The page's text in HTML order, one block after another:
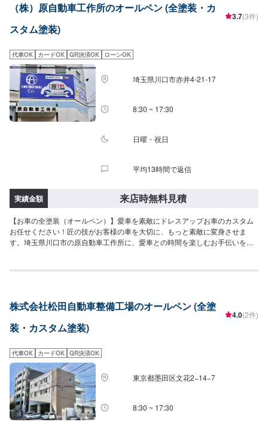
ていただきます。<お見積もりには30〜60分程度の時間が必要です>お見積も
りには30〜60分程度の時間が必要となるため、お時間に余裕を持ってご来店
ください。なるべくお待ちいただかなくてすむよう、ご来店希望日時をお知
購入車の対応も、輸入車の対応も、クルマの購入もいろいろ、説明力も対応
力も！1969年に創業して以来、50年以上この地でお店を営業させていただい
ております。チェーン店への加盟、地元の皆様の支えでここまで1歩ずつ成長
をさせて頂きました。これからもお客様に笑顔を届けられるよう、新しいお
店のオープンも進んでおります。
（株）原自動車工作所のオールペン (全塗装・カ
スタム塗装)
3.7(3件)
代車OK カードOK QR決済OK ローンOK
埼玉県川口市赤井4-21-17
8:30 ~ 17:30
日曜・祝日
平均13時間で返信
実績金額 来店時無料見積
【お車の全塗装（オールペン）】愛車を素敵にドレスアップお車のカスタム
お任せください！匠の技がお客様の車を大切に、もっと素敵に変身させま
す。埼玉県川口市の原自動車工作所に、愛車との時間を楽しむお手伝いをさ
で仕上がりに差が出ます。また専用塗装ブースでゴミをシャットアウトした
ます。オールペンはもちろんレストア・カスタムでお悩みの方は当社にご相
談ください。【オールペン施工事例】●スバル360●シトロエンBX●S2000●イ
ンテグラTYPE-R●FIAT600【パーツ持ち込み可能】持ち込みパーツの対応も
動作確認などで発生した工賃をご請求させていただきますので、あらかじめ
ご了承ください。【代車について】無料代車（無保険時）を24台ご用意して
おります。燃料代はお客さま負担となりますので、ご了承ください。【営業
時間・定休日】営業時間：8:30〜17:30定休日：日・祝・第一、第三月曜日
株式会社松田自動車整備工場のオールペン (全塗
装・カスタム塗装)
4.0(2件)
代車OK カードOK QR決済OK
東京都墨田区文花2−14−7
8:30 ~ 17:30